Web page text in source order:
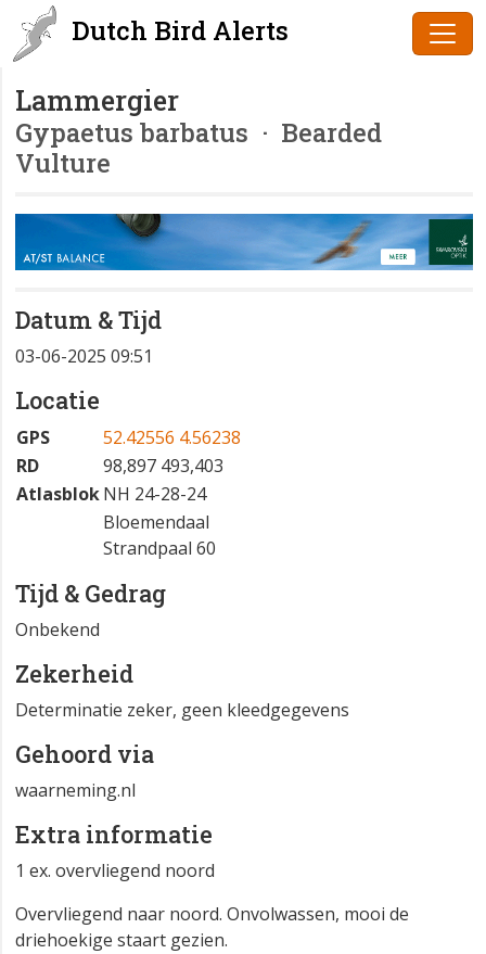
Dutch Bird Alerts
Lammergier
Gypaetus barbatus · Bearded
Vulture
Datum & Tijd
03-06-2025 09:51
Locatie
GPS
52.42556 4.56238
RD
98,897 493,403
AtlasblokNH 24-28-24
Bloemendaal
Strandpaal 60
Tijd & Gedrag
Onbekend
Zekerheid
Determinatie zeker, geen kleedgegevens
Gehoord via
waarneming.nl
Extra informatie
1 ex. overvliegend noord
Overvliegend naar noord. Onvolwassen, mooi de
driehoekige staart gezien.